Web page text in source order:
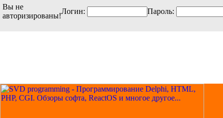
Вы не
авторизированы!
Логин: Пароль: